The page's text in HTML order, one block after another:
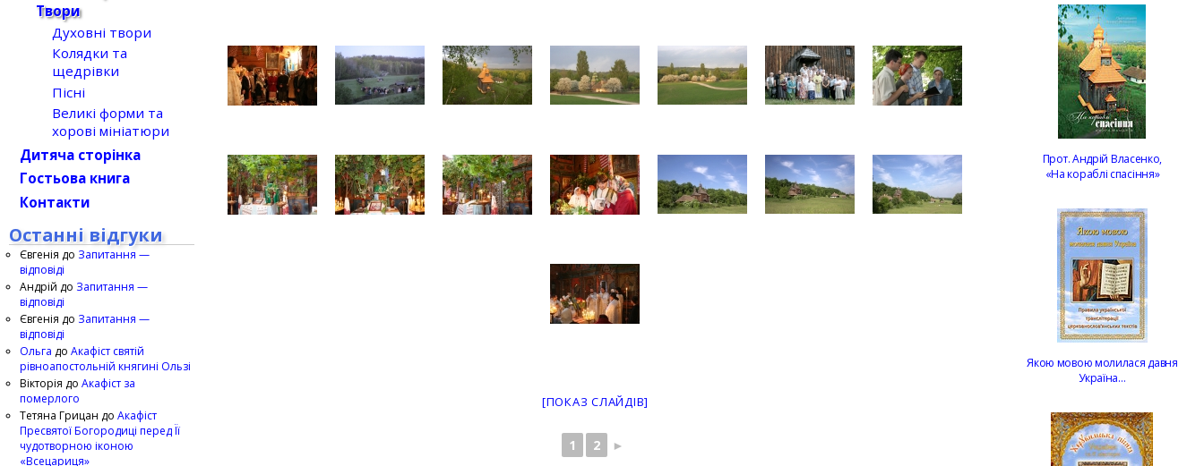
[ПОКАЗ СЛАЙДІВ]
1 2 ►
Твори
Духовні твори
Колядки та
щедрівки
Пісні
Великі форми та
хорові мініатюри
Дитяча сторінка
Гостьова книга
Контакти
Останні відгуки
Євгенія до Запитання —
відповіді
Андрій до Запитання —
відповіді
Євгенія до Запитання —
відповіді
Ольга до Акафіст святій
рівноапостольній княгині Ользі
Вікторія до Акафіст за
померлого
Тетяна Грицан до Акафіст
Пресвятої Богородиці перед Її
чудотворною іконою
«Всецариця»
Прот. Андрій Власенко,
«На кораблі спасіння»
Якою мовою молилася давня
Україна…